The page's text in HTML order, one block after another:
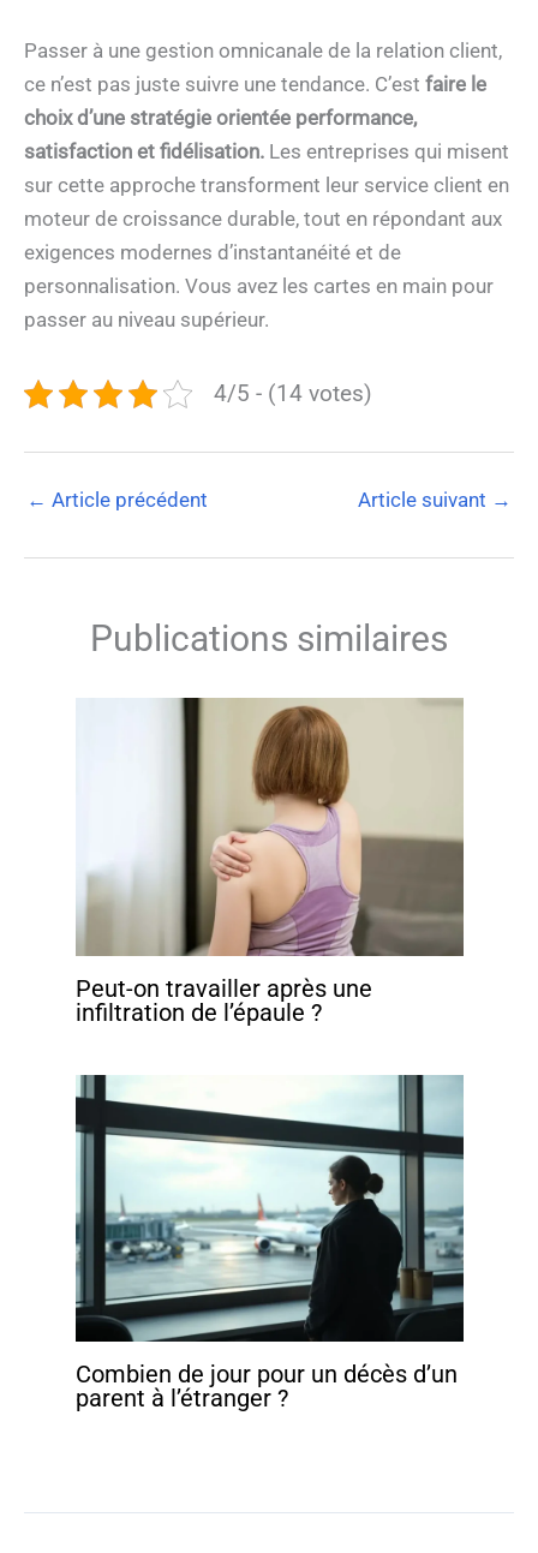
Passer à une gestion omnicanale de la relation client,
ce n’est pas juste suivre une tendance. C’est faire le
choix d’une stratégie orientée performance,
satisfaction et fidélisation. Les entreprises qui misent
sur cette approche transforment leur service client en
moteur de croissance durable, tout en répondant aux
exigences modernes d’instantanéité et de
personnalisation. Vous avez les cartes en main pour
passer au niveau supérieur.
4/5 - (14 votes)
← Article précédent Article suivant →
Publications similaires
Peut-on travailler après une
infiltration de l’épaule ?
Combien de jour pour un décès d’un
parent à l’étranger ?